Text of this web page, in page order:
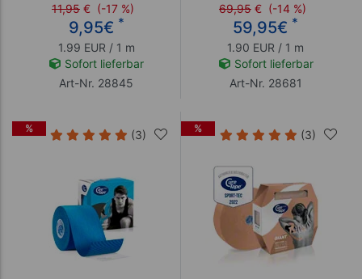
11,95 € (-17 %)
9,95€ *
1.99 EUR / 1 m
Sofort lieferbar
Art-Nr. 28845
69,95 € (-14 %)
59,95€ *
1.90 EUR / 1 m
Sofort lieferbar
Art-Nr. 28681
% (3) % (3)